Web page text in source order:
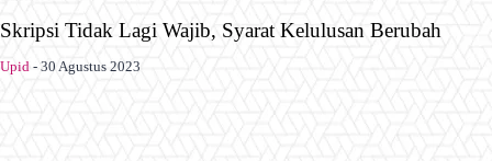
Skripsi Tidak Lagi Wajib, Syarat Kelulusan Berubah
Upid - 30 Agustus 2023